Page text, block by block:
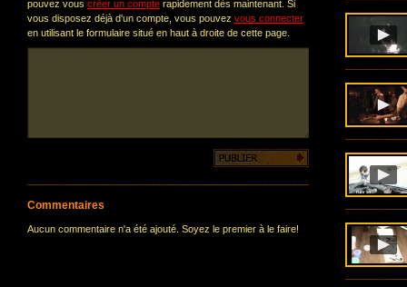
pouvez vous créer un compte rapidement dès maintenant. Si
vous disposez déjà d'un compte, vous pouvez vous connecter
en utilisant le formulaire situé en haut à droite de cette page.
Commentaires
Aucun commentaire n'a été ajouté. Soyez le premier à le faire!